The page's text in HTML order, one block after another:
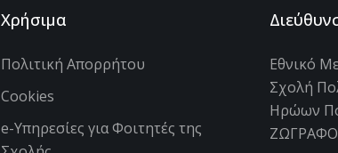
Χρήσιμα
Πολιτική Απορρήτου
Cookies
e-Υπηρεσίες για Φοιτητές της
Εθνικό
Σχολή
Ηρώων